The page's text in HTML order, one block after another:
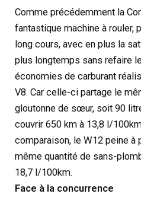
Comme précédemment la
fantastique machine à rouler,
long cours, avec en plus la
plus longtemps sans refaire
économies de carburant
V8. Car celle-ci partage le
gloutonne de sœur, soit 90
couvrir 650 km à 13,8 l/
comparaison, le W12 peine à
même quantité de sans-
18,7 l/100km.
Face à la concurrence